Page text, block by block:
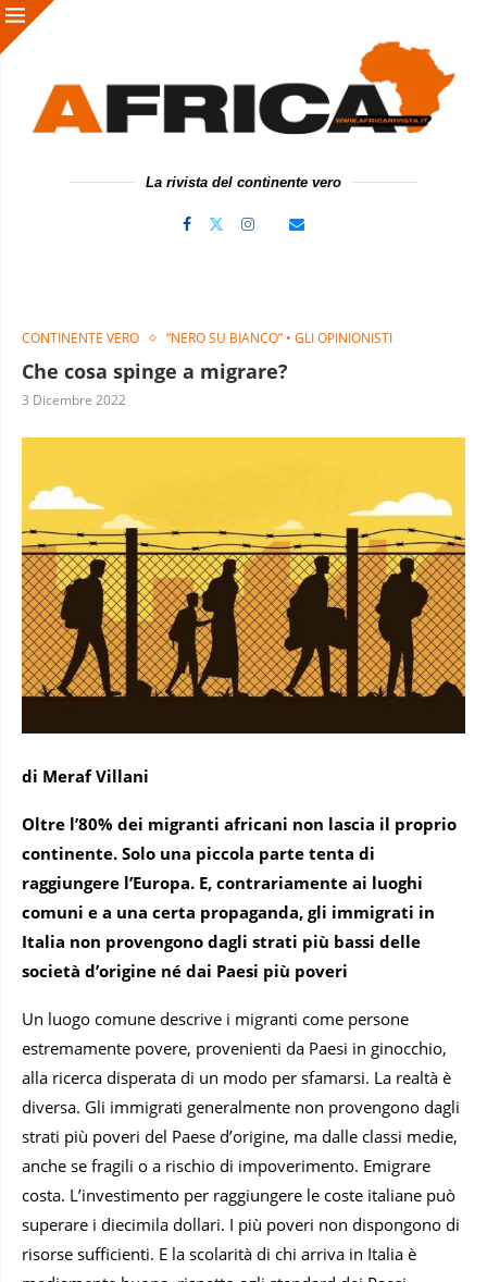
La rivista del continente vero
CONTINENTE VERO “NERO SU BIANCO” • GLI OPINIONISTI
Che cosa spinge a migrare?
3 Dicembre 2022
di Meraf Villani
Oltre l’80% dei migranti africani non lascia il proprio
continente. Solo una piccola parte tenta di
raggiungere l’Europa. E, contrariamente ai luoghi
comuni e a una certa propaganda, gli immigrati in
Italia non provengono dagli strati più bassi delle
società d’origine né dai Paesi più poveri
Un luogo comune descrive i migranti come persone
estremamente povere, provenienti da Paesi in ginocchio,
alla ricerca disperata di un modo per sfamarsi. La realtà è
diversa. Gli immigrati generalmente non provengono dagli
strati più poveri del Paese d’origine, ma dalle classi medie,
anche se fragili o a rischio di impoverimento. Emigrare
costa. L’investimento per raggiungere le coste italiane può
superare i diecimila dollari. I più poveri non dispongono di
risorse sufficienti. E la scolarità di chi arriva in Italia è